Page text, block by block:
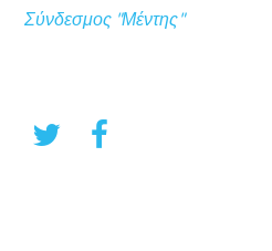
Σύνδεσμος "Μέντης"